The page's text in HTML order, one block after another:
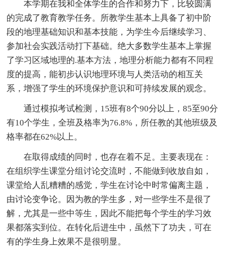
本学期在我和全体学生的合作和努力下，比较圆满
的完成了教育教学任务。所教学生基本上具备了初中阶
段的地理基础知识和基本技能，为学生今后继续学习、
参加社会实践活动打下基础。绝大多数学生基本上掌握
了学习区域地理的.基本方法，地理分析能力都有不同程
度的提高，能初步认识地理环境与人类活动的相互关
系，增强了学生的环境保护意识和可持续发展的观念。
通过模拟考试检测，15班有8个90分以上，85至90分
有10个学生，全班及格率为76.8%，所任教的其他班级及
格率都在62%以上。
在取得成绩的同时，也存在着不足。主要表现在：
在组织学生课堂分组讨论交流时，不能做到收放自如，
课堂给人乱糟糟的感觉，学生在讨论中时常偏离主题，
由讨论变争论。因为教的学生多，对一些学生不是很了
解，尤其是一些中等生，因此不能把每个学生的学习效
果都落实到位。在转化后进生中，虽然下了功夫，可在
有的学生身上效果不是很明显。